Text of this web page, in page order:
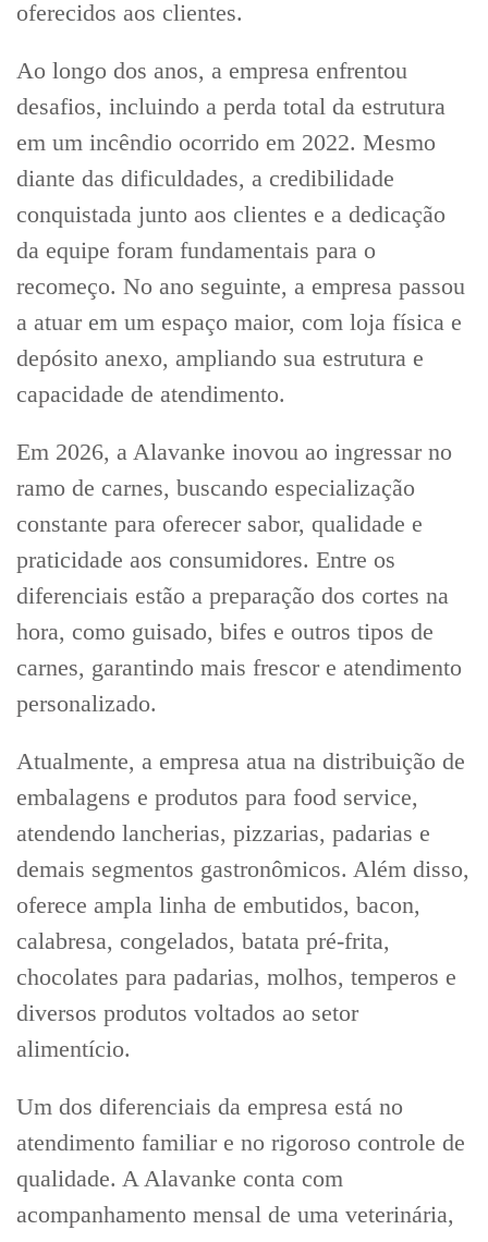
oferecidos aos clientes.
Ao longo dos anos, a empresa enfrentou
desafios, incluindo a perda total da estrutura
em um incêndio ocorrido em 2022. Mesmo
diante das dificuldades, a credibilidade
conquistada junto aos clientes e a dedicação
da equipe foram fundamentais para o
recomeço. No ano seguinte, a empresa passou
a atuar em um espaço maior, com loja física e
depósito anexo, ampliando sua estrutura e
capacidade de atendimento.
Em 2026, a Alavanke inovou ao ingressar no
ramo de carnes, buscando especialização
constante para oferecer sabor, qualidade e
praticidade aos consumidores. Entre os
diferenciais estão a preparação dos cortes na
hora, como guisado, bifes e outros tipos de
carnes, garantindo mais frescor e atendimento
personalizado.
Atualmente, a empresa atua na distribuição de
embalagens e produtos para food service,
atendendo lancherias, pizzarias, padarias e
demais segmentos gastronômicos. Além disso,
oferece ampla linha de embutidos, bacon,
calabresa, congelados, batata pré-frita,
chocolates para padarias, molhos, temperos e
diversos produtos voltados ao setor
alimentício.
Um dos diferenciais da empresa está no
atendimento familiar e no rigoroso controle de
qualidade. A Alavanke conta com
acompanhamento mensal de uma veterinária,